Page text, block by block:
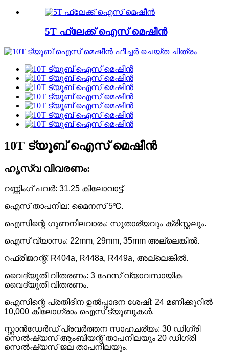
5T ഫ്ലേക്ക് ഐസ് മെഷീൻ
10T ട്യൂബ് ഐസ് മെഷീൻ
ഹൃസ്വ വിവരണം:
റണ്ണിംഗ് പവർ: 31.25 കിലോവാട്ട്.
ഐസ് താപനില: മൈനസ് 5℃.
ഐസിന്റെ ഗുണനിലവാരം: സുതാര്യവും ക്രിസ്റ്റലും.
ഐസ് വ്യാസം: 22mm, 29mm, 35mm അല്ലെങ്കിൽ.
റഫ്രിജറന്റ്: R404a, R448a, R449a, അല്ലെങ്കിൽ.
വൈദ്യുതി വിതരണം: 3 ഫേസ് വ്യാവസായിക
വൈദ്യുതി വിതരണം.
ഐസിന്റെ പ്രതിദിന ഉൽപ്പാദന ശേഷി: 24 മണിക്കൂറിൽ
10,000 കിലോഗ്രാം ഐസ് ട്യൂബുകൾ.
സ്റ്റാൻഡേർഡ് പ്രവർത്തന സാഹചര്യം: 30 ഡിഗ്രി
സെൽഷ്യസ് ആംബിയന്റ് താപനിലയും 20 ഡിഗ്രി
സെൽഷ്യസ് ജല താപനിലയും.